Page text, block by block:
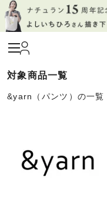
&yarn（パンツ）の一覧